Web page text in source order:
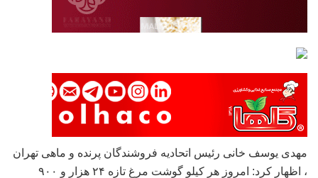
مهدی یوسف خانی رئیس اتحادیه فروشندگان پرنده و ماهی تهران
، اظهار کرد: امروز هر کیلو گوشت مرغ تازه ۲۴ هزار و ۹۰۰